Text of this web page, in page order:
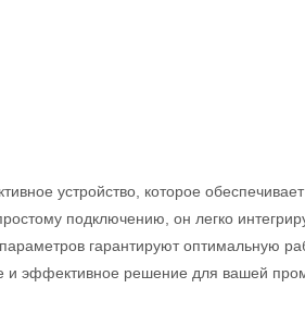
устройство, которое
подключению, он легко
гарантируют оптимальную
и эффективное решение для вашей